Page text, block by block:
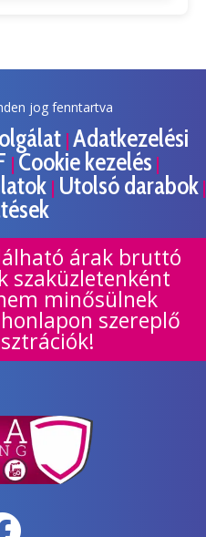
jog fenntartva
| Adatkezelési
| Cookie kezelés |
| Utolsó darabok|
árak bruttó
szaküzletenként
minősülnek
szereplő